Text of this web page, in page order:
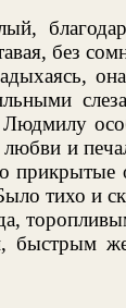
без
и
тихо и
быстрым